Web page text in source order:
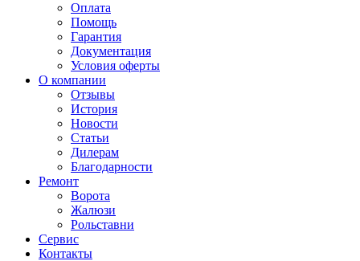
Оплата
Помощь
Гарантия
Документация
Условия оферты
О компании
Отзывы
История
Новости
Статьи
Дилерам
Благодарности
Ремонт
Ворота
Жалюзи
Рольставни
Сервис
Контакты